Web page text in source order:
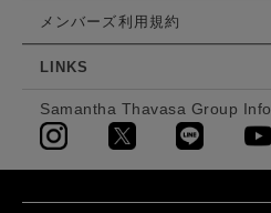
メンバーズ利用規約
LINKS
Samantha Thavasa Group Info.